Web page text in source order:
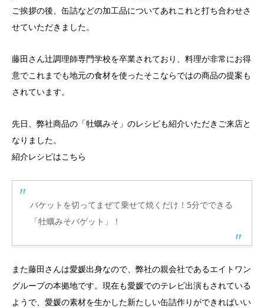
ご挨拶の後、缶詰などの加工品についてあれこれと打ち合わせさ
せていただきました。
藤田さん辻調理師専門学校を卒業されており、料理が非常にお得
意でこれまでも地元の食材を使ったそこならではの商品の提案も
されています。
先日、弊社商品の「牡蠣みそ」のレシピも紹介いただきご来店と
なりました。
紹介レシピはこちら
バケットを切ってまぜて乗せて焼くだけ！5分でできる
「牡蠣みそバゲット」！
また藤田さんは愛媛出身なので、弊社の親会社であるエイトワン
グループの本拠地です。現在も愛媛でのテレビ出演もされている
ようで、愛媛の素材を生かした新たしい缶詰作りができればいい